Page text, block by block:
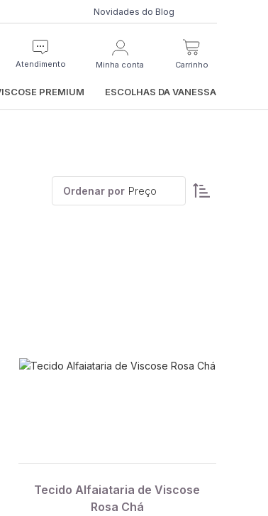
Novidades do Blog
Atendimento Minha conta Carrinho
PREMIUM ESCOLHAS DA VANESSA
Ordenar por Preço
Tecido Alfaiataria de Viscose
Rosa Chá